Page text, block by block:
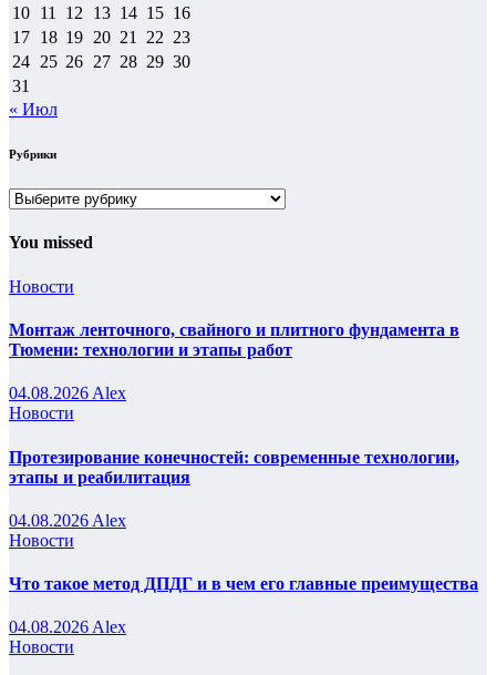
10 11 12 13 14 15 16
17 18 19 20 21 22 23
24 25 26 27 28 29 30
31
« Июл
Рубрики
Рубрики
You missed
Новости
Монтаж ленточного, свайного и плитного фундамента в
Тюмени: технологии и этапы работ
04.08.2026 Alex
Новости
Протезирование конечностей: современные технологии,
этапы и реабилитация
04.08.2026 Alex
Новости
Что такое метод ДПДГ и в чем его главные преимущества
04.08.2026 Alex
Новости